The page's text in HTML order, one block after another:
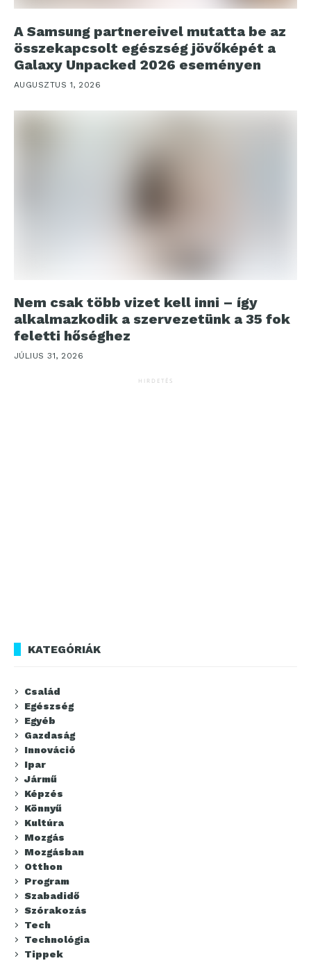
A Samsung partnereivel mutatta be az
összekapcsolt egészség jövőképét a
Galaxy Unpacked 2026 eseményen
AUGUSZTUS 1, 2026
Nem csak több vizet kell inni – így
alkalmazkodik a szervezetünk a 35 fok
feletti hőséghez
JÚLIUS 31, 2026
HIRDETÉS
KATEGÓRIÁK
Család
Egészség
Egyéb
Gazdaság
Innováció
Ipar
Jármű
Képzés
Könnyű
Kultúra
Mozgás
Mozgásban
Otthon
Program
Szabadidő
Szórakozás
Tech
Technológia
Tippek